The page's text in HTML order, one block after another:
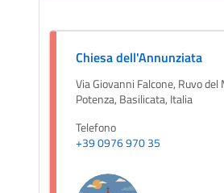
Chiesa dell'Annunziata
Via Giovanni Falcone, Ruvo del
Potenza, Basilicata, Italia
Telefono
+39 0976 970 35